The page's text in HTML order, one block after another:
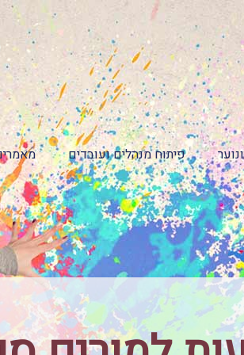
פיתוח מנהלים ועובדים